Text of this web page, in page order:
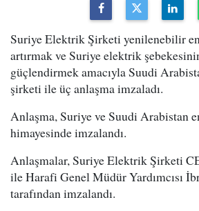
Suriye Elektrik Şirketi yenilenebilir
artırmak ve Suriye elektrik
güçlendirmek amacıyla Suudi
şirketi ile üç anlaşma imzaladı.
Anlaşma, Suriye ve Suudi Arabistan
himayesinde imzalandı.
Anlaşmalar, Suriye Elektrik Şirketi
ile Harafi Genel Müdür Yardımcısı
tarafından imzalandı.